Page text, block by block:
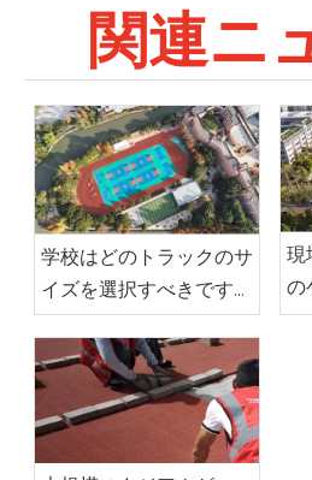
関連ニ
学校はどのトラックのサ
イズを選択すべきです
か?
現
の
ル